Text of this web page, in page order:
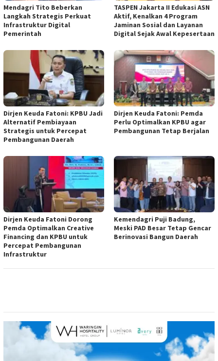
Mendagri Tito Beberkan
Langkah Strategis Perkuat
Infrastruktur Digital
Pemerintah
TASPEN Jakarta II Edukasi ASN
Aktif, Kenalkan 4 Program
Jaminan Sosial dan Layanan
Digital Sejak Awal Kepesertaan
Dirjen Keuda Fatoni: KPBU Jadi
Alternatif Pembiayaan
Strategis untuk Percepat
Pembangunan Daerah
Dirjen Keuda Fatoni: Pemda
Perlu Optimalkan KPBU agar
Pembangunan Tetap Berjalan
Dirjen Keuda Fatoni Dorong
Pemda Optimalkan Creative
Financing dan KPBU untuk
Percepat Pembangunan
Infrastruktur
Kemendagri Puji Badung,
Meski PAD Besar Tetap Gencar
Berinovasi Bangun Daerah